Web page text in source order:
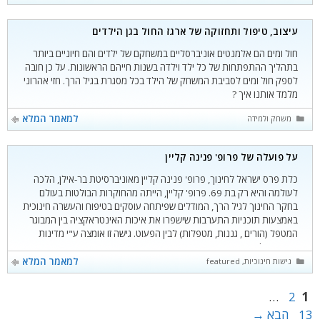
עיצוב, טיפול ותחזוקה של ארגז החול בגן הילדים
חול ומים הם אלמנטים אוניברסליים במשחקם של ילדים והם חיוניים ביותר
בתהליך ההתפתחות של כל ילד וילדה בשנות חייהם הראשונות. על כן חובה
לספק חול ומים לסביבת המשחק של הילד בכל מסגרת בגיל הרך. חזי אהרוני
מלמד אותנו איך ?
למאמר המלא
קטגוריות
משחק ולמידה
על פועלה של פרופ' פנינה קליין
כלת פרס ישראל לחינוך, פרופ' פנינה קליין מאוניברסיטת בר-אילן, הלכה
לעולמה והיא רק בת 69. פרופ' קליין, הייתה מהחוקרות הבולטות בעולם
בחקר החינוך לגיל הרך, המודלים שפיתחה עוסקים בטיפוח והעשרה חינוכית
באמצעות תוכניות התערבות שישפרו את איכות האינטראקציה בין המבוגר
המטפל (הורים , גננות, מטפלות) לבין הפעוט. גישה זו אומצה ע"י מדינות
רבות בעולם וסייעה
למאמר המלא
קטגוריות
גישות חינוכיות,
featured
עמוד
1 עמוד
2
…
13
הבא →